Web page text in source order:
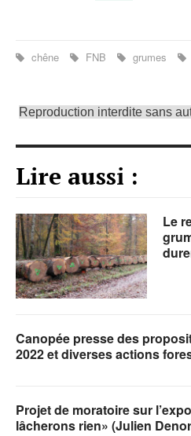
chêne FNB grumes
Reproduction interdite sans
Lire aussi :
Le
Canopée presse des
2022 et diverses actions
Projet de moratoire sur
lâcherons rien» (Julien